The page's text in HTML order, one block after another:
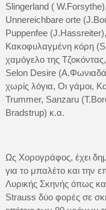
Slingerland (
Unnereichbare orte
Puppenfee
Κακοφυλαγμένη κόρη
χαμόγελο της
Selon Desire
χωρίς λόγια, Οι γάμοι,
Trummer, Sanzaru
Bradstrup) κ.α.
Ως Χορογράφος, έχει
για το μπαλέτο και την
Λυρικής Σκηνής όπως
Strauss δύο φορές σε